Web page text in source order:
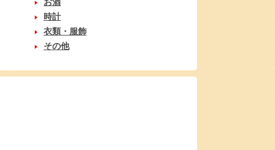
時計
衣類・服飾
その他